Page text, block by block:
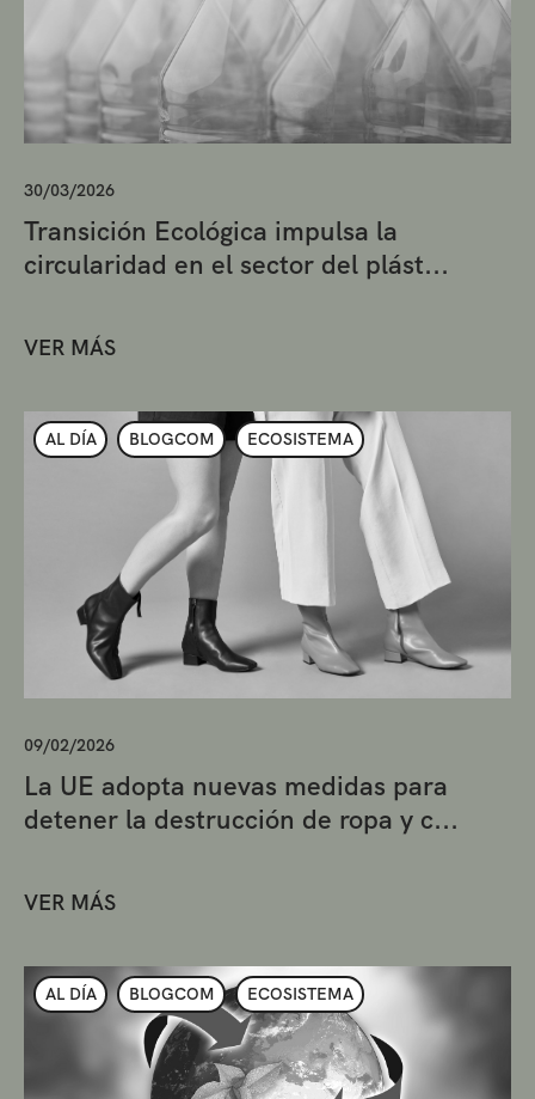
30/03/2026
Transición Ecológica impulsa la
circularidad en el sector del plást...
VER MÁS
AL DÍA BLOGCOM ECOSISTEMA
09/02/2026
La UE adopta nuevas medidas para
detener la destrucción de ropa y c...
VER MÁS
AL DÍA BLOGCOM ECOSISTEMA